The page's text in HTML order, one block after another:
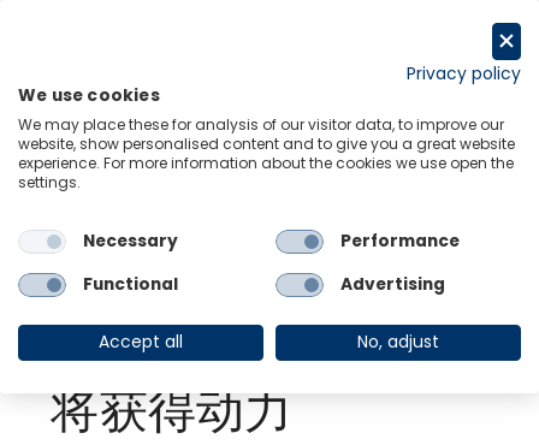
Menu Links
Back to Resource Hub
Research Briefing | Nov 28, 2023
2024年欧洲区域关
键主题-脆弱的复苏
将获得动力
Privacy policy
We use cookies
We may place these for analysis of our visitor data, to improve our
website, show personalised content and to give you a great website
experience. For more information about the cookies we use open the
settings.
Necessary
Performance
Functional
Advertising
Accept all No, adjust